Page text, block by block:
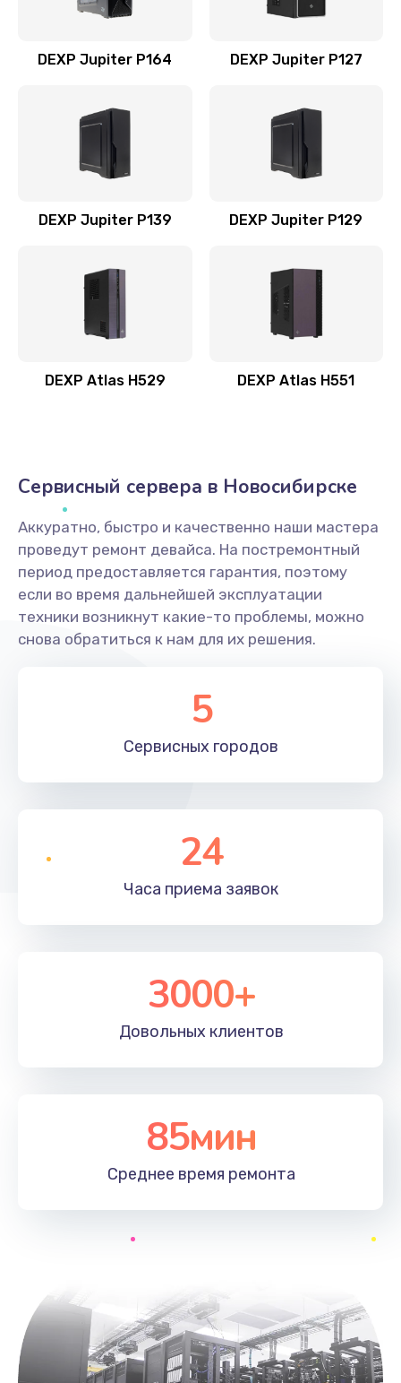
DEXP Jupiter P164 DEXP Jupiter P127
DEXP Jupiter P139 DEXP Jupiter P129
DEXP Atlas H529 DEXP Atlas H551
Сервисный сервера в Новосибирске
Аккуратно, быстро и качественно наши мастера
проведут ремонт девайса. На постремонтный
период предоставляется гарантия, поэтому
если во время дальнейшей эксплуатации
техники возникнут какие-то проблемы, можно
снова обратиться к нам для их решения.
5
Сервисных городов
24
Часа приема заявок
3000+
Довольных клиентов
85мин
Среднее время ремонта